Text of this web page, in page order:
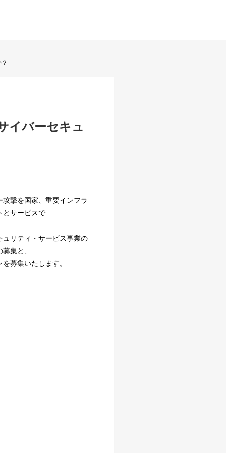
イバーセキュ
撃を国家、重要インフラ
とサービスで
リティ・サービス事業の
集と、
募集いたします。